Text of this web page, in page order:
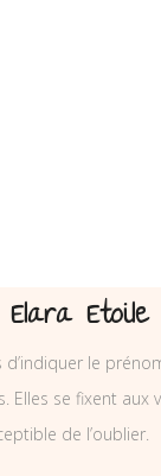
Etoile
le
se fixent
de l’oublier.